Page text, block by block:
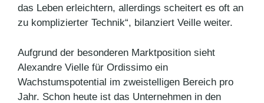
das Leben erleichtern, allerdings scheitert es oft an
zu komplizierter Technik“, bilanziert Veille weiter.
Aufgrund der besonderen Marktposition sieht
Alexandre Vielle für Ordissimo ein
Wachstumspotential im zweistelligen Bereich pro
Jahr. Schon heute ist das Unternehmen in den